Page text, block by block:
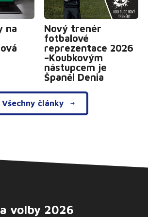
na
Nový trenér
fotbalové
reprezentace 2026
–Koubkovým
nástupcem je
Španěl Denia
Všechny články
volby 2026